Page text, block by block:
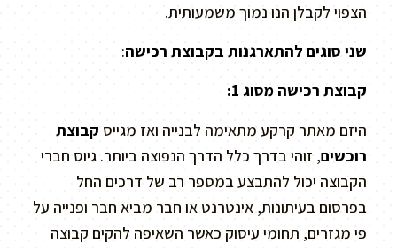
הצפוי לקבלן הנו נמוך משמעותית.
שני סוגים להתארגנות בקבוצת רכישה:
קבוצת רכישה מסוג 1:
היזם מאתר קרקע מתאימה לבנייה ואז מגייס קבוצת
רוכשים, זוהי בדרך כלל הדרך הנפוצה ביותר. גיוס חברי
הקבוצה יכול להתבצע במספר רב של דרכים החל
בפרסום בעיתונות, אינטרנט או חבר מביא חבר ופנייה על
פי מגזרים, תחומי עיסוק כאשר השאיפה להקים קבוצה